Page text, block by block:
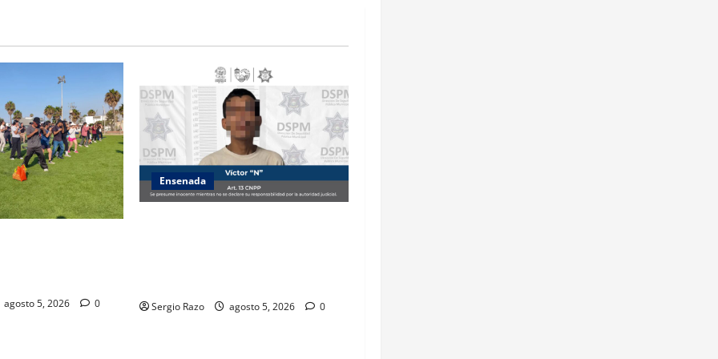
agosto 5, 2026 0
Ensenada
Sergio Razo agosto 5, 2026 0